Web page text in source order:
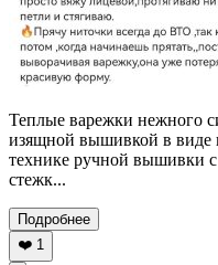
Теплые варежки нежного
изящной вышивкой в виде
технике ручной вышивки
стежк...
Подробнее
❤️ 1